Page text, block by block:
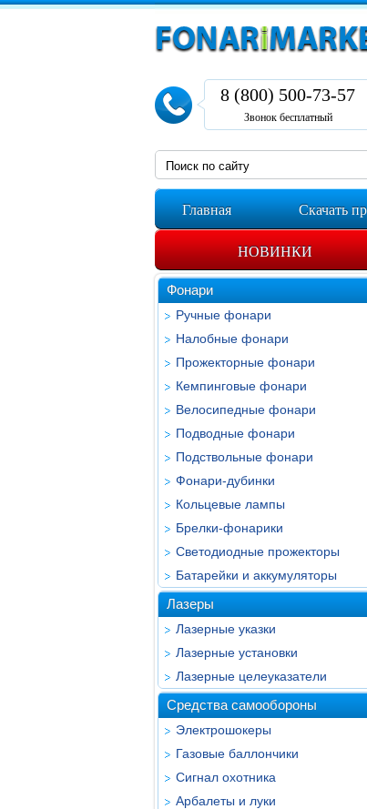
8 (800) 500-73-57
Звонок бесплатный
Главная Скачать
НОВИНКИ
Фонари
Ручные фонари
Налобные фонари
Прожекторные фонари
Кемпинговые фонари
Велосипедные фонари
Подводные фонари
Подствольные фонари
Фонари-дубинки
Кольцевые лампы
Брелки-фонарики
Светодиодные прожекторы
Батарейки и аккумуляторы
Лазеры
Лазерные указки
Лазерные установки
Лазерные целеуказатели
Средства самообороны
Электрошокеры
Газовые баллончики
Сигнал охотника
Арбалеты и луки